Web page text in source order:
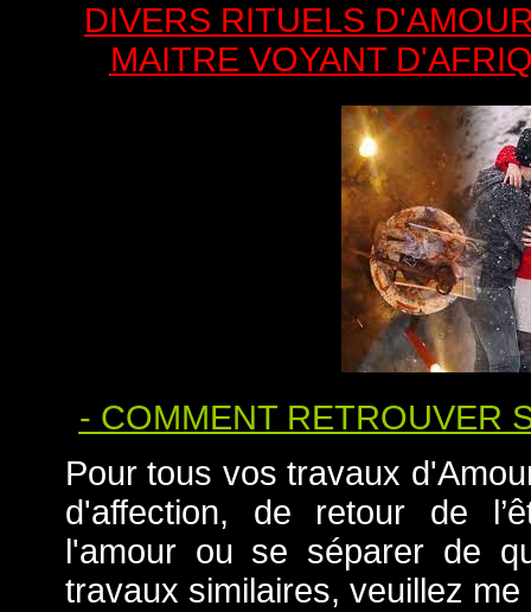
DIVERS RITUELS
MAITRE VOYANT
- COMMENT RETROUVER
Pour tous vos travaux
d'affection, de retour de
l'amour ou se séparer de
travaux similaires, veuillez me